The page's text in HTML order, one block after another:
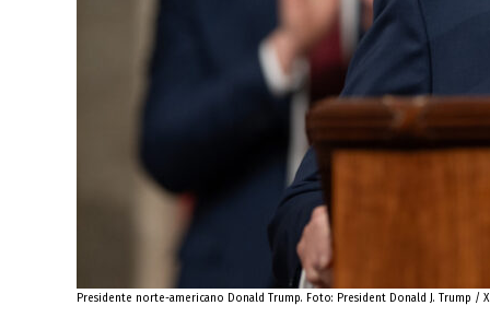
Presidente norte-americano Donald Trump. Foto: President Donald J. Trump /